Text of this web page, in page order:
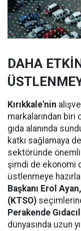
DAHA
Kırıkkale'nin
markalarından biri
gıda alanında
katkı sağlamaya
sektöründe
şimdi de ekonomi
üstlenmeye
Başkanı Erol Ayan,
(KTSO)
Perakende
dünyasında uzun